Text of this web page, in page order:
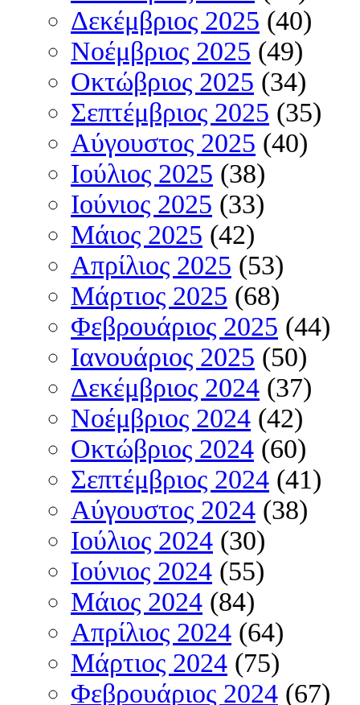
Δεκέμβριος 2025 (40)
Νοέμβριος 2025 (49)
Οκτώβριος 2025 (34)
Σεπτέμβριος 2025 (35)
Αύγουστος 2025 (40)
Ιούλιος 2025 (38)
Ιούνιος 2025 (33)
Μάιος 2025 (42)
Απρίλιος 2025 (53)
Μάρτιος 2025 (68)
Φεβρουάριος 2025 (44)
Ιανουάριος 2025 (50)
Δεκέμβριος 2024 (37)
Νοέμβριος 2024 (42)
Οκτώβριος 2024 (60)
Σεπτέμβριος 2024 (41)
Αύγουστος 2024 (38)
Ιούλιος 2024 (30)
Ιούνιος 2024 (55)
Μάιος 2024 (84)
Απρίλιος 2024 (64)
Μάρτιος 2024 (75)
Φεβρουάριος 2024 (67)